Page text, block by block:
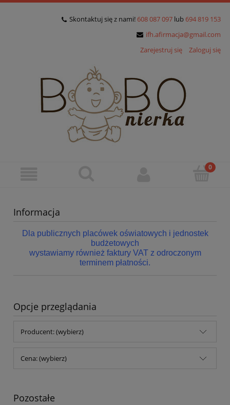
Skontaktuj się z nami! 608 087 097 lub 694 819 153
ifh.afirmacja@gmail.com
Zarejestruj się
Zaloguj się
Informacja
Dla publicznych placówek oświatowych i jednostek
budżetowych
wystawiamy również faktury VAT z odroczonym
terminem płatności.
Opcje przeglądania
Producent: (wybierz)
Cena: (wybierz)
Pozostałe